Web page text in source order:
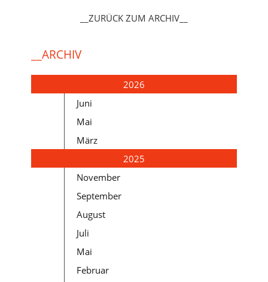
__ZURÜCK ZUM ARCHIV__
__ARCHIV
2026
Juni
Mai
März
2025
November
September
August
Juli
Mai
Februar